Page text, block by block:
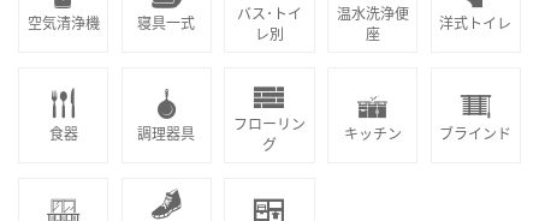
空気清浄機 寝具一式
バス･トイ
レ別
温水洗浄便
座
洋式トイレ
食器 調理器具
フローリン
グ
キッチン ブラインド